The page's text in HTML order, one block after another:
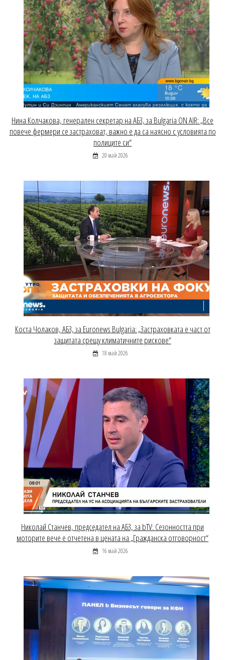
Нина Колчакова, генерален секретар на АБЗ, за Bulgaria ON AIR: „Все
повече фермери се застраховат, важно е да са наясно с условията по
полиците си“
20 май 2026
Коста Чолаков, АБЗ, за Euronews Bulgaria: „Застраховката е част от
защитата срещу климатичните рискове“
18 май 2026
Николай Станчев, председател на АБЗ, за bTV: Сезонността при
моторите вече е отчетена в цената на „Гражданска отговорност“
16 май 2026